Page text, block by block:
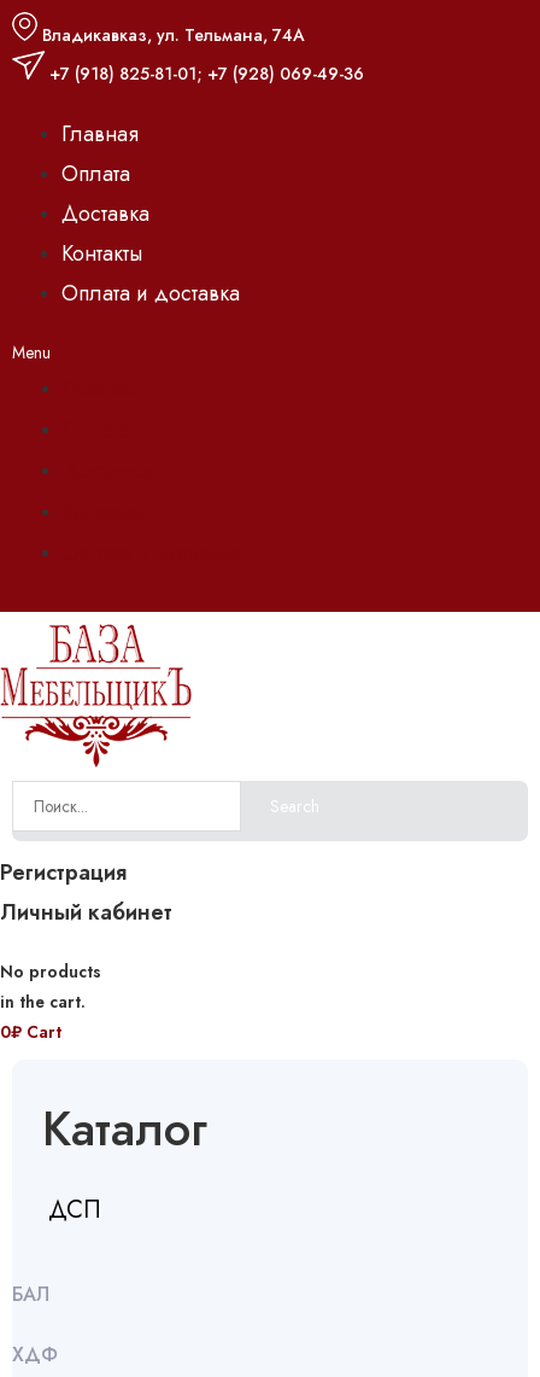
Владикавказ, ул. Тельмана, 74А
+7 (918) 825-81-01; +7 (928) 069-49-36
Главная
Оплата
Доставка
Контакты
Оплата и доставка
Menu
Search
Регистрация
Личный кабинет
No products
in the cart.
0₽ Cart
Каталог
ДСП
БАЛ
ХДФ